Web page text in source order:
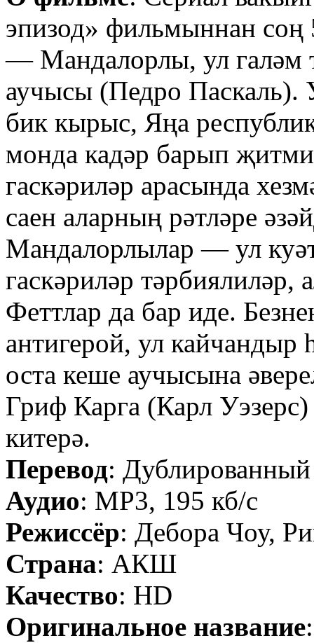
эпизод» фильмыннан соң
— Мандалорлы, ул галәм
аучысы (Педро Паскаль).
бик кырыс, Яңа
монда кадәр барып
гаскәриләр арасында
саен аларның рәтләре
Мандалорлылар — ул
гаскәриләр
Феттлар да бар иде.
антигерой, ул кайчандыр
оста кеше аучысына
Гриф Карга (Карл
китерә.
Перевод: Дублированный
Аудио: MP3, 195 кб/с
Режиссёр: Дебора Чоу,
Страна: АКШ
Качество: HD
Оригинальное название